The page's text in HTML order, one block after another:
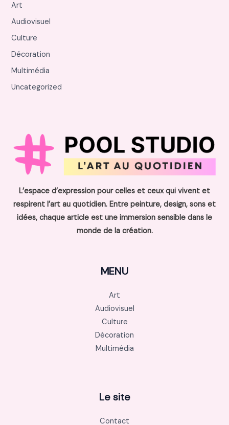
Art
Audiovisuel
Culture
Décoration
Multimédia
Uncategorized
L’espace d’expression pour celles et ceux qui vivent et
respirent l’art au quotidien. Entre peinture, design, sons et
idées, chaque article est une immersion sensible dans le
monde de la création.
MENU
Art
Audiovisuel
Culture
Décoration
Multimédia
Le site
Contact